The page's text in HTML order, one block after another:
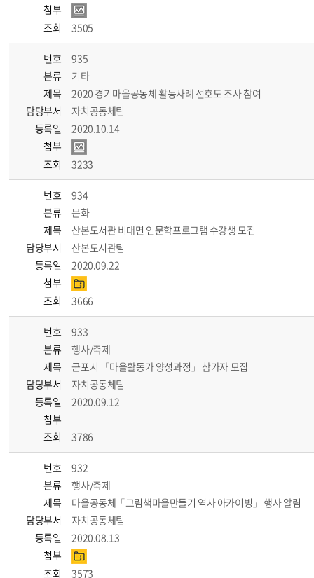
첨부
조회
3505
번호
935
분류
기타
제목
2020 경기마을공동체 활동사례 선호도 조사 참여
담당부서
자치공동체팀
등록일
2020.10.14
첨부
조회
3233
번호
934
분류
문화
제목
산본도서관 비대면 인문학프로그램 수강생 모집
담당부서
산본도서관팀
등록일
2020.09.22
첨부
조회
3666
번호
933
분류
행사/축제
제목
군포시 「마을활동가 양성과정」 참가자 모집
담당부서
자치공동체팀
등록일
2020.09.12
첨부
조회
3786
번호
932
분류
행사/축제
제목
마을공동체「그림책마을만들기 역사 아카이빙」 행사 알림
담당부서
자치공동체팀
등록일
2020.08.13
첨부
조회
3573